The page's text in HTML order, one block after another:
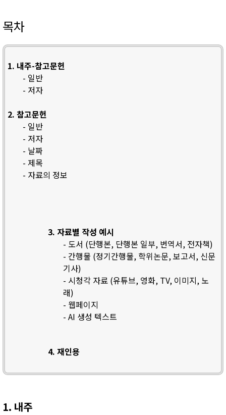
목차
1. 내주-참고문헌
- 일반
- 저자
2. 참고문헌
- 일반
- 저자
- 날짜
- 제목
- 자료의 정보
3. 자료별 작성 예시
- 도서 (단행본, 단행본 일부, 번역서, 전자책)
- 간행물 (정기간행물, 학위논문, 보고서, 신문
기사)
- 시청각 자료 (유튜브, 영화, TV, 이미지, 노
래)
- 웹페이지
- AI 생성 텍스트
4. 재인용
1. 내주